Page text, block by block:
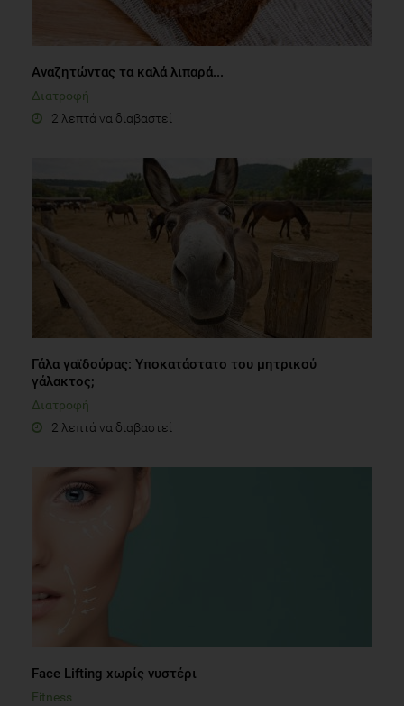
Αναζητώντας τα καλά λιπαρά...
Διατροφή
2 λεπτά να διαβαστεί
Γάλα γαϊδούρας: Υποκατάστατο του μητρικού
γάλακτος;
Διατροφή
2 λεπτά να διαβαστεί
Face Lifting χωρίς νυστέρι
Fitness